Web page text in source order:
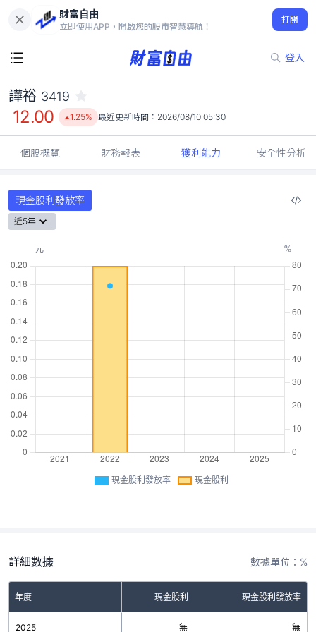
財富自由
立即使用APP，開啟您的股市智慧導航！
打開
登入
12.00
1.25%
譁裕 3419
12.00 1.25% 最近更新時間： 2026/08/10 05:30
個股概覽 財務報表 獲利能力 安全性分析
現金股利發放率
近5年
現金股利發放率 現金股利
詳細數據 數據單位：%
年度 現金股利 現金股利發放率
2025 無 無